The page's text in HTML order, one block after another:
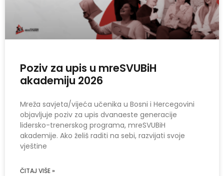
Poziv za upis u mreSVUBiH
akademiju 2026
Mreža savjeta/vijeća učenika u Bosni i Hercegovini
objavljuje poziv za upis dvanaeste generacije
lidersko-trenerskog programa, mreSVUBiH
akademije. Ako želiš raditi na sebi, razvijati svoje
vještine
ČITAJ VIŠE »